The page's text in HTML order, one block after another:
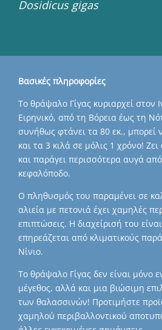
Dosidicus gigas
Βασικές πληροφορίες
Το θράψαλο Γίγας κυριαρχεί στον
Ειρηνικό, από τη Βόρεια έως τη
συνήθως φτάνει τα 80 εκ., μπορεί
και τα 3 κιλά σε μόλις 1 χρόνο!
και παράγει περισσότερα αυγά
κεφαλόποδο.
Ο πληθυσμός του παραμένει σε
αλιεία με πετονιά έχει χαμηλές
επιπτώσεις. Η διαχείρισή του
επηρεάζεται από κλιματικούς
Νίνιο.
Το θράψαλο Γίγας δεν είναι μόνο
μέγεθος, αλλά και μια βιώσιμη
των θαλασσινών! Προτιμήστε
χαμηλού περιβαλλοντικού